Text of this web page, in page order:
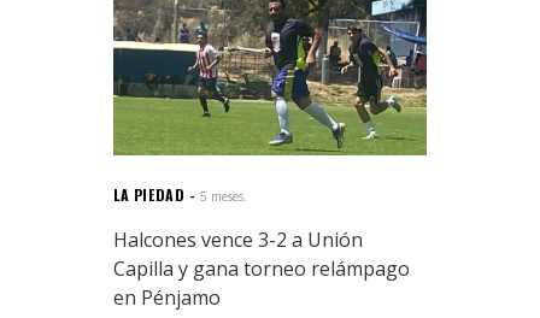
LA PIEDAD 5 meses.
Halcones vence 3-2 a Unión
Capilla y gana torneo relámpago
en Pénjamo